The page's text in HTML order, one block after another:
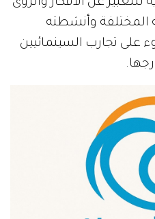
المختلفة وأنشطته
على تجارب السينمائيين